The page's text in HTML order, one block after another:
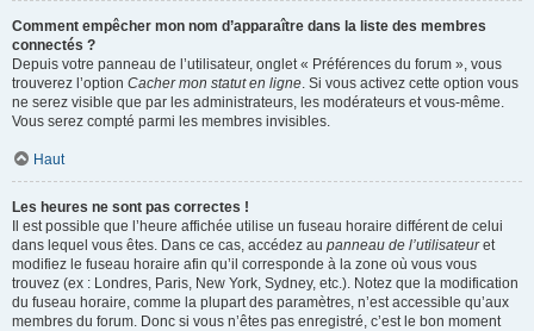
Comment empêcher mon nom d’apparaître dans la liste des membres
connectés ?
Depuis votre panneau de l’utilisateur, onglet « Préférences du forum », vous
trouverez l’option Cacher mon statut en ligne. Si vous activez cette option vous
ne serez visible que par les administrateurs, les modérateurs et vous-même.
Vous serez compté parmi les membres invisibles.
Haut
Les heures ne sont pas correctes !
Il est possible que l’heure affichée utilise un fuseau horaire différent de celui
dans lequel vous êtes. Dans ce cas, accédez au panneau de l’utilisateuret
modifiez le fuseau horaire afin qu’il corresponde à la zone où vous vous
trouvez (ex : Londres, Paris, New York, Sydney, etc.). Notez que la modification
du fuseau horaire, comme la plupart des paramètres, n’est accessible qu’aux
membres du forum. Donc si vous n’êtes pas enregistré, c’est le bon moment